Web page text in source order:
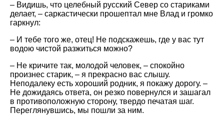
– Видишь, что целебный русский Север со стариками
делает, – саркастически прошептал мне Влад и громко
гаркнул:
– И тебе того же, отец! Не подскажешь, где у вас тут
водою чистой разжиться можно?
– Не кричите так, молодой человек, – спокойно
произнес старик, – я прекрасно вас слышу.
Неподалеку есть хороший родник, я покажу дорогу. –
Не дожидаясь ответа, он резко повернулся и зашагал
в противоположную сторону, твердо печатая шаг.
Переглянувшись, мы пошли за ним.